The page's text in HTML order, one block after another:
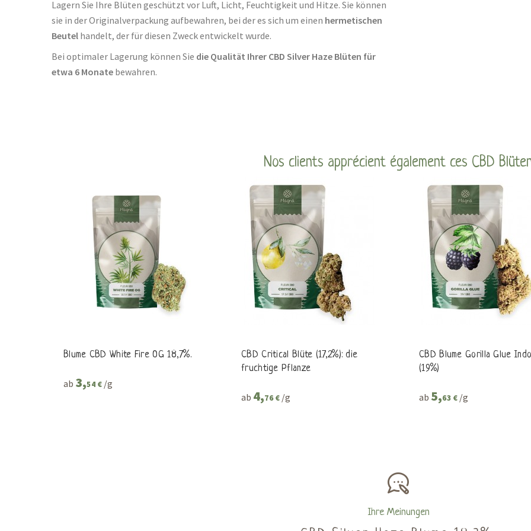
Lagern Sie Ihre Blüten geschützt vor Luft, Licht, Feuchtigkeit und Hitze. Sie können
sie in der Originalverpackung aufbewahren, bei der es sich um einen hermetischen
Beutel handelt, der für diesen Zweck entwickelt wurde.
Bei optimaler Lagerung können Sie die Qualität Ihrer CBD Silver Haze Blüten für
etwa 6 Monate bewahren.
Nos clients apprécient également ces CBD
Blume CBD White Fire OG 18,7%.
ab 3,54 € /g
CBD Critical Blüte (17,2%): die
fruchtige Pflanze
ab 4,76 € /g
CBD Blume Gorilla Glue
(19%)
ab 5,63 € /g
Ihre Meinungen